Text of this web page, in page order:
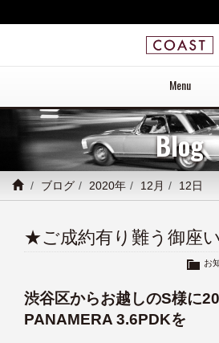
Menu
Blog
ブログ 2020年 12月 12日
★ご成約有り難う御座
お
渋谷区からお越しのS様に
PANAMERA 3.6PDKを